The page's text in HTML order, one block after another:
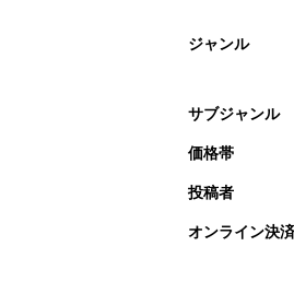
ジャンル
サブジャンル
価格帯
投稿者
オンライン決済